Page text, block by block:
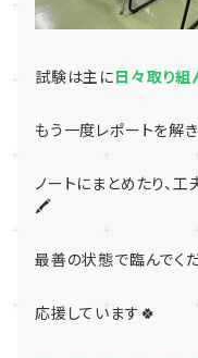
試験は主に日々取り組
もう一度レポートを解き
ノートにまとめたり、
🖍
最善の状態で臨んでくだ
応援しています🍀